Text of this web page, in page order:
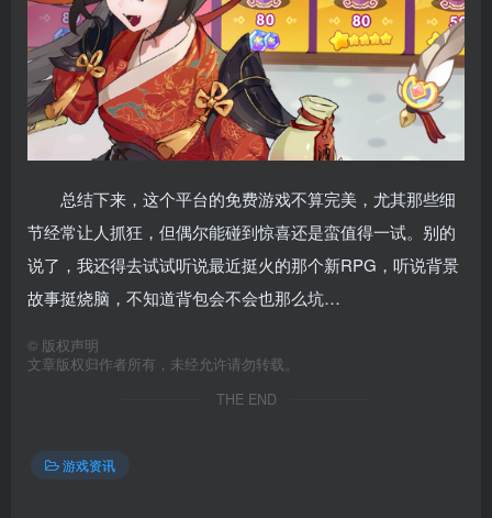
总结下来，这个平台的免费游戏不算完美，尤其那些细
节经常让人抓狂，但偶尔能碰到惊喜还是蛮值得一试。别的
说了，我还得去试试听说最近挺火的那个新RPG，听说背景
故事挺烧脑，不知道背包会不会也那么坑…
© 版权声明
文章版权归作者所有，未经允许请勿转载。
THE END
游戏资讯